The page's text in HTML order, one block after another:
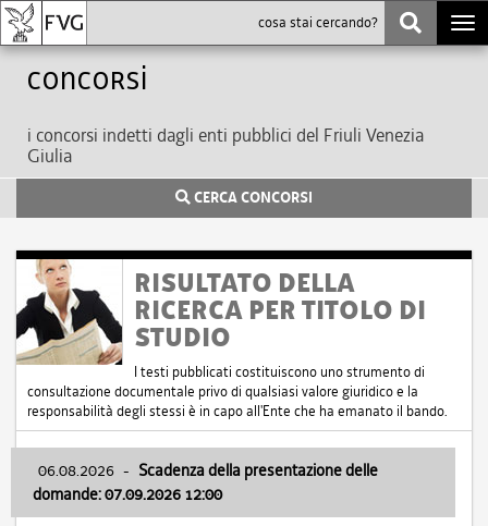
Concorsi
i concorsi indetti dagli enti pubblici del Friuli Venezia
Giulia
CERCA CONCORSI
RISULTATO DELLA
RICERCA PER TITOLO DI
STUDIO
I testi pubblicati costituiscono uno strumento di
consultazione documentale privo di qualsiasi valore giuridico e la
responsabilità degli stessi è in capo all'Ente che ha emanato il bando.
06.08.2026 - Scadenza della presentazione delle
domande: 07.09.2026 12:00